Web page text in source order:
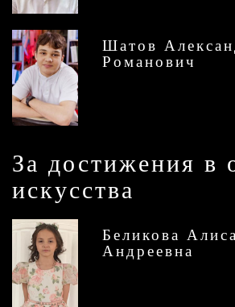
Шатов
Романович
За достижения в
искусства
Беликова Алиса
Андреевна